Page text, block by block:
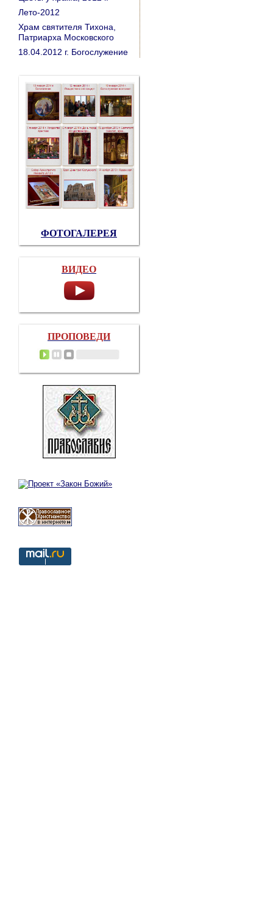
Лето-2012
Храм святителя Тихона,
Патриарха Московского
18.04.2012 г. Богослужение
ФОТОГАЛЕРЕЯ
ВИДЕО
ПРОПОВЕДИ